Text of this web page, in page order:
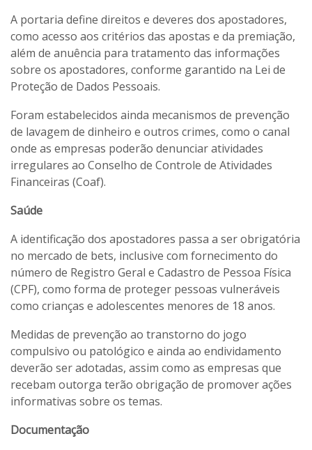
A portaria define direitos e deveres dos apostadores,
como acesso aos critérios das apostas e da premiação,
além de anuência para tratamento das informações
sobre os apostadores, conforme garantido na Lei de
Proteção de Dados Pessoais.
Foram estabelecidos ainda mecanismos de prevenção
de lavagem de dinheiro e outros crimes, como o canal
onde as empresas poderão denunciar atividades
irregulares ao Conselho de Controle de Atividades
Financeiras (Coaf).
Saúde
A identificação dos apostadores passa a ser obrigatória
no mercado de bets, inclusive com fornecimento do
número de Registro Geral e Cadastro de Pessoa Física
(CPF), como forma de proteger pessoas vulneráveis
como crianças e adolescentes menores de 18 anos.
Medidas de prevenção ao transtorno do jogo
compulsivo ou patológico e ainda ao endividamento
deverão ser adotadas, assim como as empresas que
recebam outorga terão obrigação de promover ações
informativas sobre os temas.
Documentação